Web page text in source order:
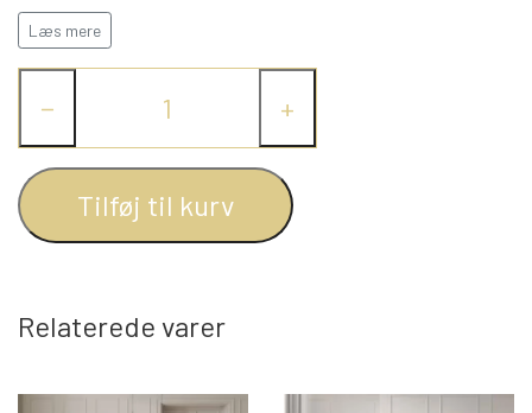
REOL SIGN
REOL BASIC
Sættet inkluderer dekorative puder, som uanset hvilken farve
hjørneenheden har, vil give møblet endnu mere karakter.
Se alle mål detaljer på sidste billede , se andre tekstiler & Farver
til sovesofa
Læs mere
− +
Tilføj til kurv
Relaterede varer